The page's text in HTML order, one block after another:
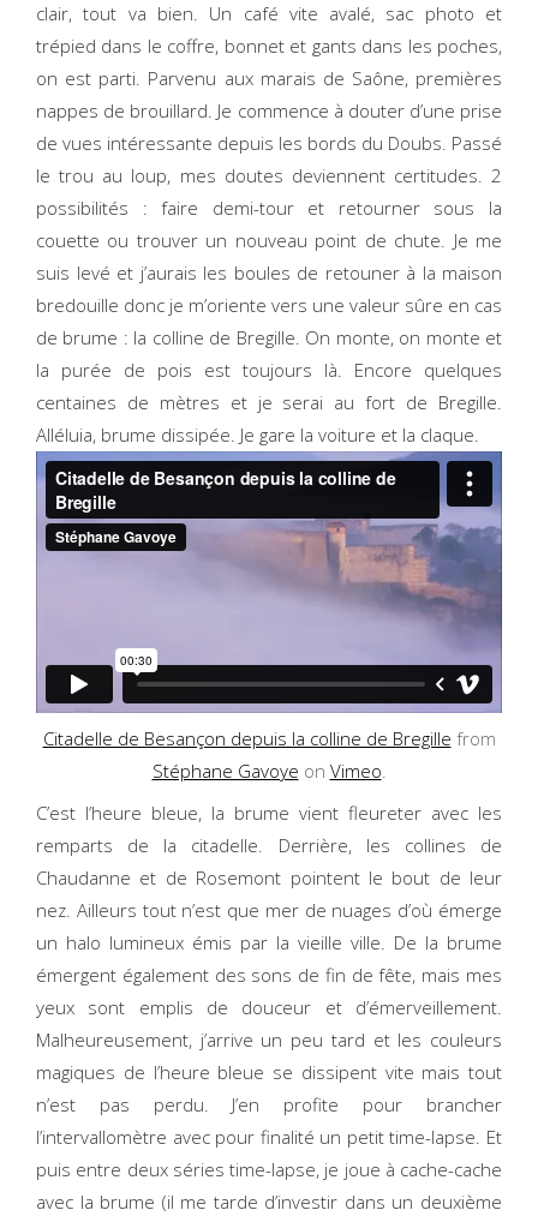
clair, tout va bien. Un café vite avalé, sac photo et
trépied dans le coffre, bonnet et gants dans les poches,
on est parti. Parvenu aux marais de Saône, premières
nappes de brouillard. Je commence à douter d’une prise
de vues intéressante depuis les bords du Doubs. Passé
le trou au loup, mes doutes deviennent certitudes. 2
possibilités : faire demi-tour et retourner sous la
couette ou trouver un nouveau point de chute. Je me
suis levé et j’aurais les boules de retouner à la maison
bredouille donc je m’oriente vers une valeur sûre en cas
de brume : la colline de Bregille. On monte, on monte et
la purée de pois est toujours là. Encore quelques
centaines de mètres et je serai au fort de Bregille.
Alléluia, brume dissipée. Je gare la voiture et la claque.
Citadelle de Besançon depuis la colline de Bregille from
Stéphane Gavoye on Vimeo.
C’est l’heure bleue, la brume vient fleureter avec les
remparts de la citadelle. Derrière, les collines de
Chaudanne et de Rosemont pointent le bout de leur
nez. Ailleurs tout n’est que mer de nuages d’où émerge
un halo lumineux émis par la vieille ville. De la brume
émergent également des sons de fin de fête, mais mes
yeux sont emplis de douceur et d’émerveillement.
Malheureusement, j’arrive un peu tard et les couleurs
magiques de l’heure bleue se dissipent vite mais tout
n’est pas perdu. J’en profite pour brancher
l’intervallomètre avec pour finalité un petit time-lapse. Et
puis entre deux séries time-lapse, je joue à cache-cache
avec la brume (il me tarde d’investir dans un deuxième